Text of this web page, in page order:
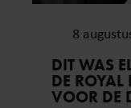
8
DIT WAS
DE ROYAL
VOOR DE